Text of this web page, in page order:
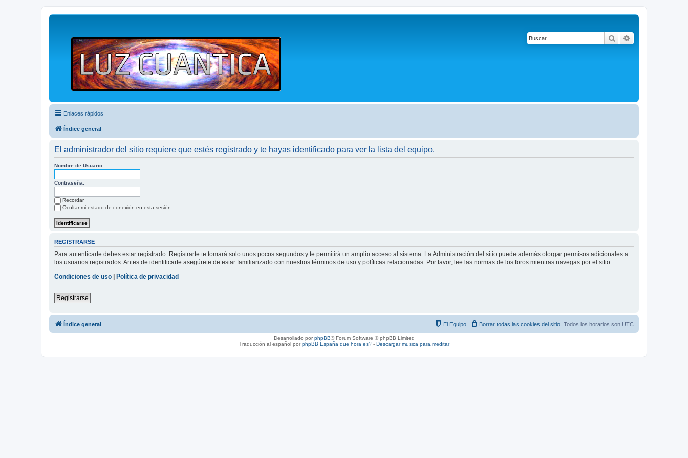
Buscar
Enlaces rápidos
Índice general
El administrador del sitio requiere que estés registrado y te hayas identificado para ver la lista del equipo.
Nombre de Usuario:
Contraseña:
Recordar
Ocultar mi estado de conexión en esta sesión
REGISTRARSE
Para autenticarte debes estar registrado. Registrarte te tomará solo unos pocos segundos y te permitirá un amplio acceso al sistema. La Administración del sitio puede además otorgar permisos adicionales a
los usuarios registrados. Antes de identificarte asegúrete de estar familiarizado con nuestros términos de uso y políticas relacionadas. Por favor, lee las normas de los foros mientras navegas por el sitio.
Condiciones de uso | Política de privacidad
Registrarse
Índice general Todos los horarios son UTC
Borrar todas las cookies del sitio
El Equipo
Desarrollado porphpBB® Forum Software © phpBB Limited
Traducción al español porphpBB España que hora es?- Descargar musica para meditar